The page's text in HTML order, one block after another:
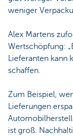
weniger
Alex Martens
Wertschöpfung:
Lieferanten kann
schaffen.
Zum Beispiel,
Lieferungen
ist groß.